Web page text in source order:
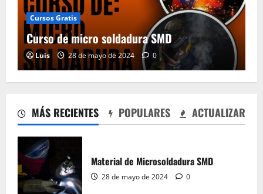
MÁS RECIENTES POPULARES ACTUALIZAR
Material de Microsoldadura SMD
28 de mayo de 2024 0
Cursos Gratis
Curso de micro soldadura SMD
Luis 28 de mayo de 2024 0
Curso de micro soldadura SMD
3
Material de aprender a leer Diagramas
28 de mayo de 2024 0